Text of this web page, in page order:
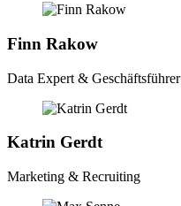
Finn Rakow
Data Expert & Geschäftsführer
Katrin Gerdt
Marketing & Recruiting